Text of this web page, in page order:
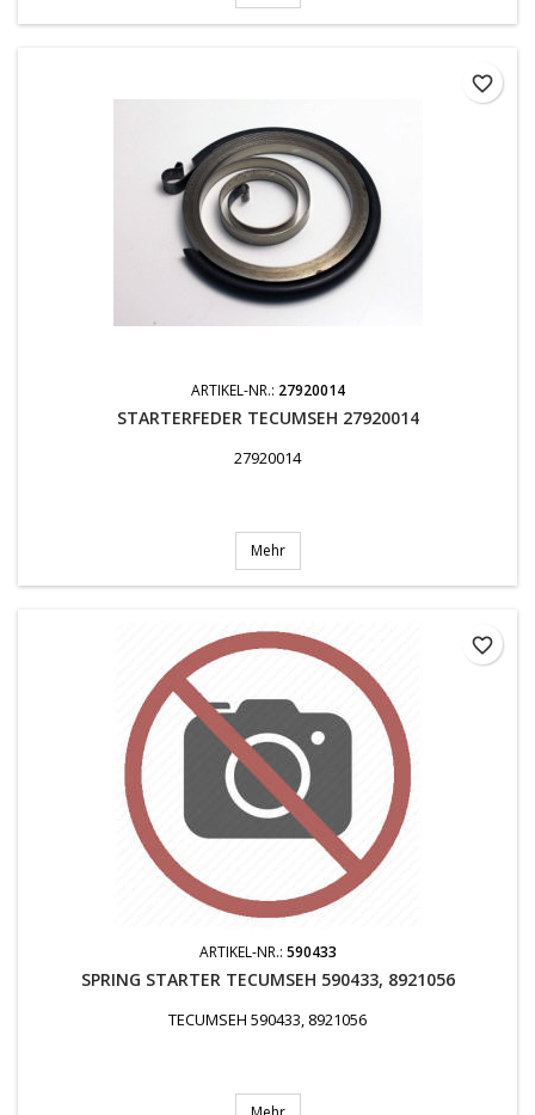
ARTIKEL-NR.: 27920014
STARTERFEDER TECUMSEH 27920014
27920014
Mehr
favorite_border
ARTIKEL-NR.: 590433
SPRING STARTER TECUMSEH 590433, 8921056
TECUMSEH 590433, 8921056
favorite_border